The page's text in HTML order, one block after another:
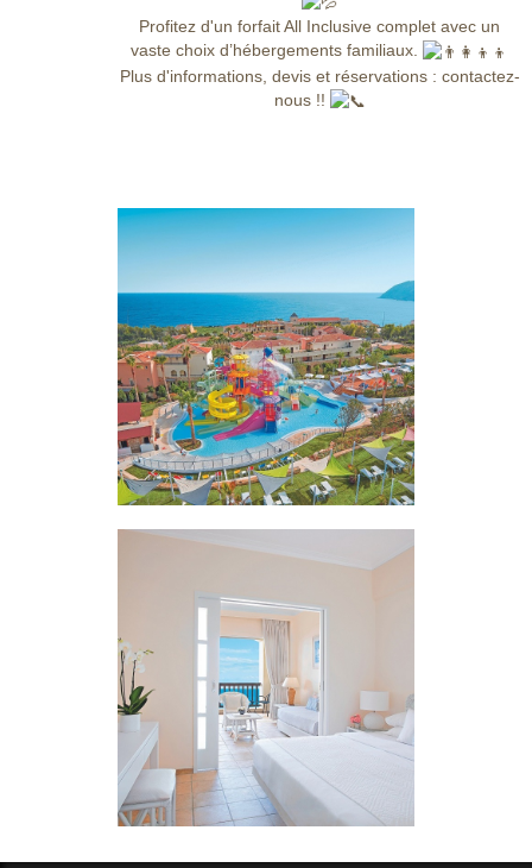
Profitez d'un forfait All Inclusive complet avec un
vaste choix d’hébergements familiaux.
Plus d'informations, devis et réservations : contactez-
nous !!